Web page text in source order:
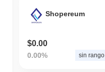
Shopereum
$0.00
0.00% sin rango